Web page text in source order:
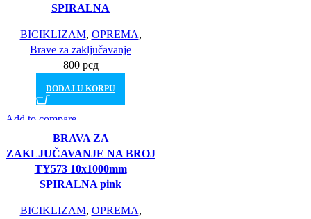
SPIRALNA
BICIKLIZAM, OPREMA,
Brave za zaključavanje
800 рсд
DODAJ U KORPU
Add to compare
Brz pogled
Dodajte želje
BRAVA ZA
ZAKLJUČAVANJE NA BROJ
TY573 10x1000mm
SPIRALNA pink
BICIKLIZAM, OPREMA,